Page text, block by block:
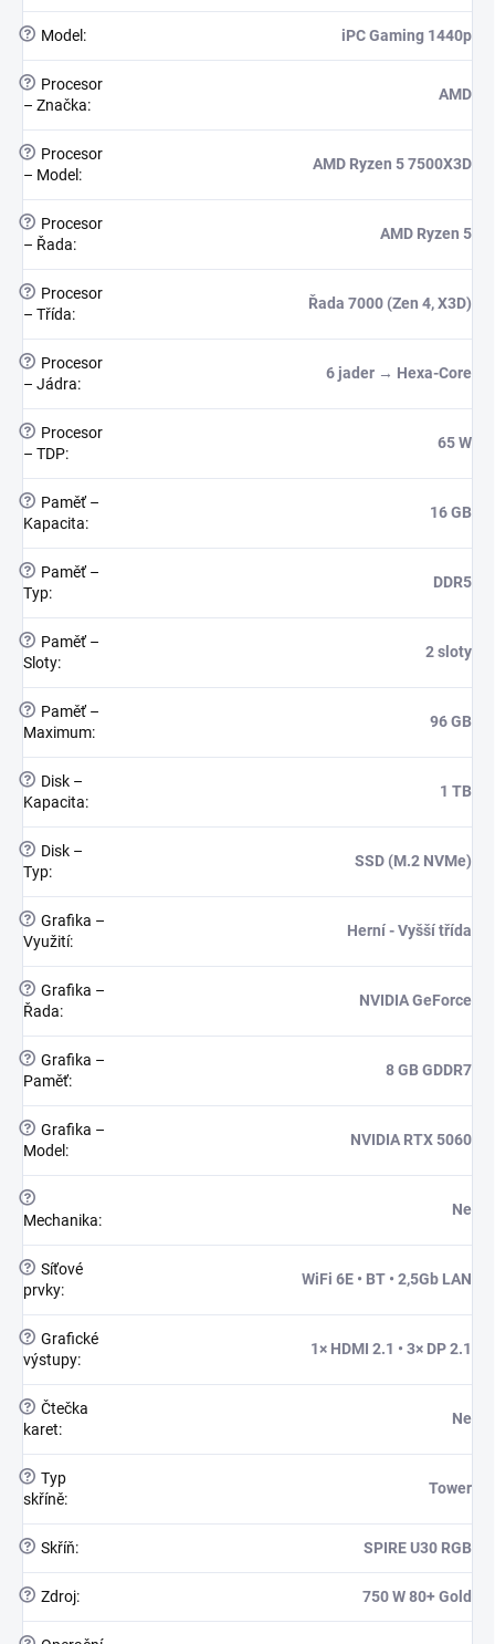
? Model : iPC Gaming 1440p
?
Procesor
– Značka:
AMD
?
Procesor
– Model :
AMD Ryzen 5 7500X3D
?
Procesor
– Řada:
AMD Ryzen 5
?
Procesor
– Třída:
Řada 7000 (Zen 4, X3D)
?
Procesor
– Jádra:
6 jader → Hexa-Core
?
Procesor
– TDP:
65 W
?
Paměť –
Kapacita:
16 GB
?
Paměť –
Typ:
DDR5
?
Paměť –
Sloty:
2 sloty
?
Paměť –
Maximum:
96 GB
?
Disk –
Kapacita:
1 TB
?
Disk –
Typ:
SSD (M.2 NVMe)
? Grafika –
Využití:
Herní - Vyšší třída
? Grafika –
Řada:
NVIDIA GeForce
? Grafika –
Paměť:
8 GB GDDR7
? Grafika –
Model :
NVIDIA RTX 5060
?
Mechanika:
Ne
? Síťové
prvky:
WiFi 6E • BT • 2,5Gb LAN
? Grafické
výstupy:
1× HDMI 2.1 • 3× DP 2.1
? Čtečka
karet:
Ne
? Typ
skříně:
Tower
? Skříň: SPIRE U30 RGB
? Zdroj: 750 W 80+ Gold